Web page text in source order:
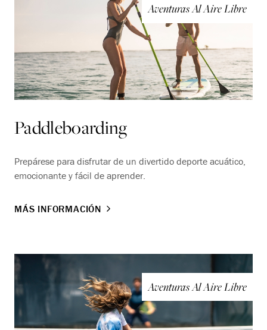
Aventuras Al Aire Libre
Paddleboarding
Prepárese para disfrutar de un divertido deporte acuático,
emocionante y fácil de aprender.
MÁS INFORMACIÓN
Aventuras Al Aire Libre